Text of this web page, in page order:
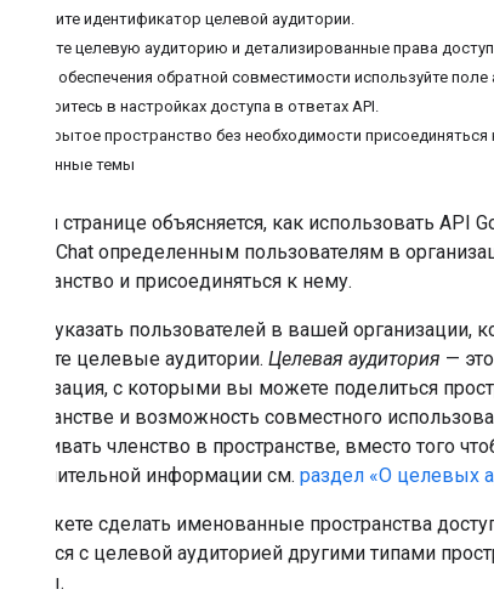
Получите идентификатор целевой аудитории.
Укажите целевую аудиторию и детализированные права
Для обеспечения обратной совместимости используйте поле
Разберитесь в настройках доступа в ответах API.
Открытое пространство без необходимости присоединяться
Связанные темы
На этой странице объясняется, как использовать API
Google Chat определенным пользователям в
пространство и присоединяться к нему.
Чтобы указать пользователей в вашей организации,
создаете целевые аудитории. Целевая аудитория —
организация, с которыми вы можете поделиться
пространстве и возможность совместного
настраивать членство в пространстве, вместо того
дополнительной информации см. раздел «О целевых
Вы можете сделать именованные пространства
делиться с целевой аудиторией другими типами
беседы.